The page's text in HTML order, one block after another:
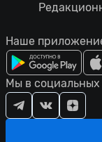
Наше
Мы в социальных